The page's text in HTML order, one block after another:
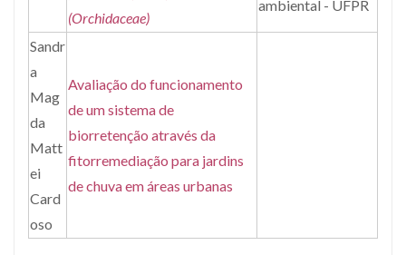
(Orchidaceae)
ambiental - UFPR
Sandr
a
Mag
da
Matt
ei
Card
oso
Avaliação do funcionamento
de um sistema de
biorretenção através da
fitorremediação para jardins
de chuva em áreas urbanas